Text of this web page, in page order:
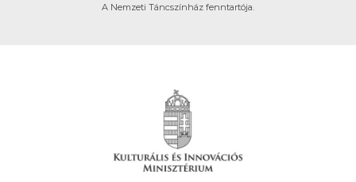
A Nemzeti Táncszínház fenntartója.